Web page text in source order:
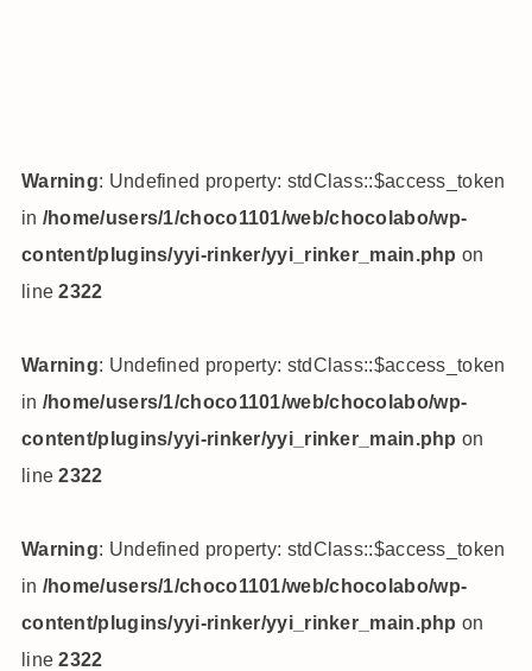
Warning: Undefined property: stdClass::$access_token
in /home/users/1/choco1101/web/chocolabo/wp-
content/plugins/yyi-rinker/yyi_rinker_main.php on
line2322
Warning: Undefined property: stdClass::$access_token
in /home/users/1/choco1101/web/chocolabo/wp-
content/plugins/yyi-rinker/yyi_rinker_main.php on
line2322
Warning: Undefined property: stdClass::$access_token
in /home/users/1/choco1101/web/chocolabo/wp-
content/plugins/yyi-rinker/yyi_rinker_main.php on
line2322